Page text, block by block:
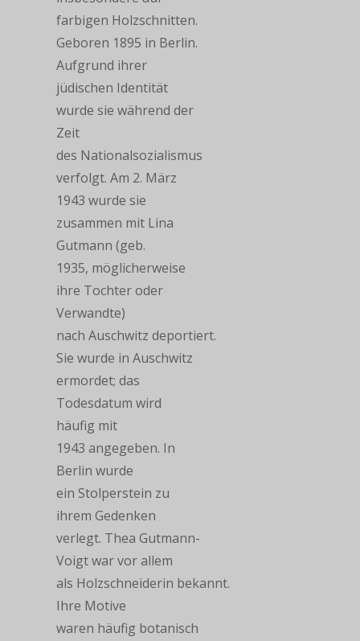
farbigen Holzschnitten.
Geboren 1895 in Berlin.
Aufgrund ihrer
jüdischen Identität
wurde sie während der
Zeit
des Nationalsozialismus
verfolgt. Am 2. März
1943 wurde sie
zusammen mit Lina
Gutmann (geb.
1935, möglicherweise
ihre Tochter oder
Verwandte)
nach Auschwitz deportiert.
Sie wurde in Auschwitz
ermordet; das
Todesdatum wird
häufig mit
1943 angegeben. In
Berlin wurde
ein Stolperstein zu
ihrem Gedenken
verlegt. Thea Gutmann-
Voigt war vor allem
als Holzschneiderin bekannt.
Ihre Motive
waren häufig botanisch